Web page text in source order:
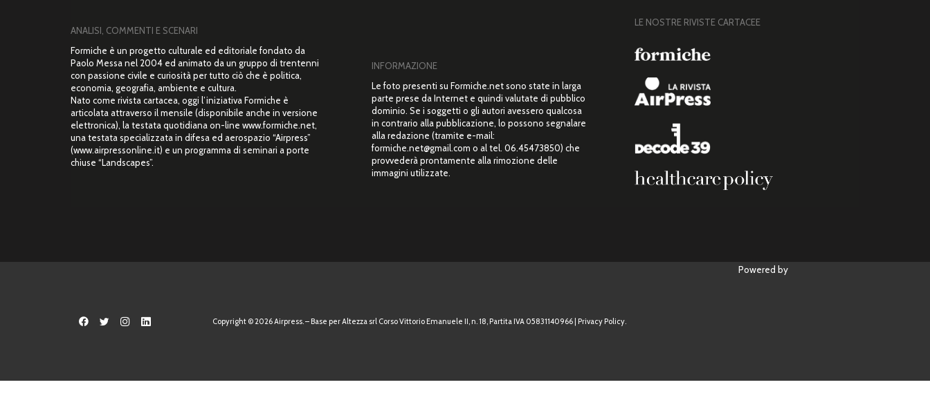
ANALISI, COMMENTI E SCENARI
Formiche è un progetto culturale ed editoriale fondato da
Paolo Messa nel 2004 ed animato da un gruppo di trentenni
con passione civile e curiosità per tutto ciò che è politica,
economia, geografia, ambiente e cultura.
Nato come rivista cartacea, oggi l’iniziativa Formiche è
articolata attraverso il mensile (disponibile anche in versione
elettronica), la testata quotidiana on-line www.formiche.net,
una testata specializzata in difesa ed aerospazio “Airpress”
(www.airpressonline.it) e un programma di seminari a porte
chiuse “Landscapes”.
INFORMAZIONE
Le foto presenti su Formiche.net sono state in larga
parte prese da Internet e quindi valutate di pubblico
dominio. Se i soggetti o gli autori avessero qualcosa
in contrario alla pubblicazione, lo possono segnalare
alla redazione (tramite e-mail:
formiche.net@gmail.com o al tel. 06.45473850) che
provvederà prontamente alla rimozione delle
immagini utilizzate.
LE NOSTRE RIVISTE CARTACEE
Powered by